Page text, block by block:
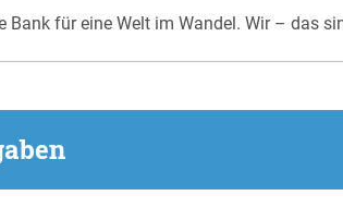
Bank für eine Welt im Wandel. Wir – das